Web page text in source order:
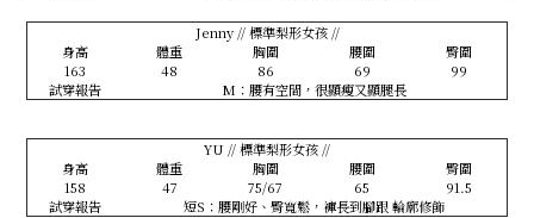
Jenny // 標準梨形女孩 //
身高
體重 胸圍 腰圍
臀圍
163
48 86 69
99
試穿報告
M：腰有空間，很顯瘦又顯腿長
YU // 標準梨形女孩 //
身高
體重 胸圍 腰圍
臀圍
158
47 75/67 65
91.5
試穿報告
短S：腰剛好、臀寬鬆，褲長到腳跟 輪廓修飾